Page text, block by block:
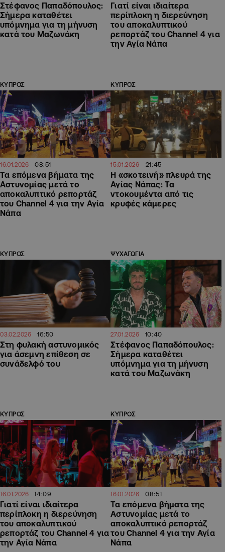
Στέφανος Παπαδόπουλος:
Σήμερα καταθέτει
υπόμνημα για τη μήνυση
κατά του Μαζωνάκη
Γιατί είναι ιδιαίτερα
περίπλοκη η διερεύνηση
του αποκαλυπτικού
ρεπορτάζ του Channel 4 για
την Αγία Νάπα
ΚΥΠΡΟΣ
16.01.2026 08:51
Τα επόμενα βήματα της
Αστυνομίας μετά το
αποκαλυπτικό ρεπορτάζ
του Channel 4 για την Αγία
Νάπα
ΚΥΠΡΟΣ
15.01.2026 21:45
Η «σκοτεινή» πλευρά της
Αγίας Νάπας: Τα
ντοκουμέντα από τις
κρυφές κάμερες
ΚΥΠΡΟΣ
03.02.2026 16:50
Στη φυλακή αστυνομικός
για άσεμνη επίθεση σε
συνάδελφό του
ΨΥΧΑΓΩΓΙΑ
27.01.2026 10:40
Στέφανος Παπαδόπουλος:
Σήμερα καταθέτει
υπόμνημα για τη μήνυση
κατά του Μαζωνάκη
ΚΥΠΡΟΣ
16.01.2026 14:09
Γιατί είναι ιδιαίτερα
περίπλοκη η διερεύνηση
του αποκαλυπτικού
ρεπορτάζ του Channel 4 για
την Αγία Νάπα
ΚΥΠΡΟΣ
16.01.2026 08:51
Τα επόμενα βήματα της
Αστυνομίας μετά το
αποκαλυπτικό ρεπορτάζ
του Channel 4 για την Αγία
Νάπα